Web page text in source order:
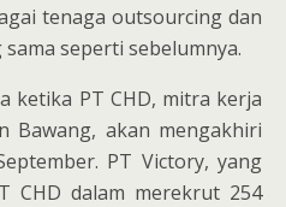
tenaga outsourcing dan
seperti sebelumnya.
ketika PT CHD, mitra kerja
Bawang, akan mengakhiri
PT Victory, yang
CHD dalam merekrut 254